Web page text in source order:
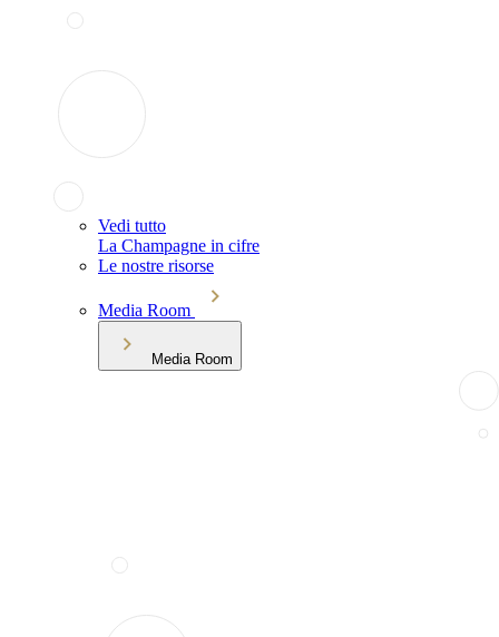
Vedi tutto
La Champagne in cifre
Le nostre risorse
Media Room
Media Room